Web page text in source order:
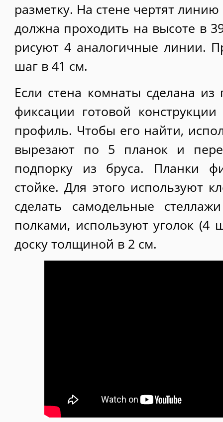
разметку. На стене чертят
должна проходить на высоте в
рисуют 4 аналогичные линии.
шаг в 41 см.
Если стена комнаты сделана из
фиксации готовой
профиль. Чтобы его найти,
вырезают по 5 планок и
подпорку из бруса. Планки
стойке. Для этого используют
сделать самодельные
полками, используют уголок (4
доску толщиной в 2 см.